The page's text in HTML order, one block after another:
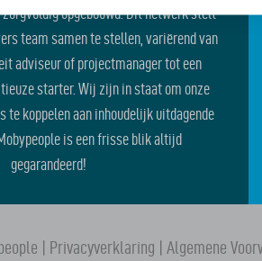
opgebouwd. Dit netwerk stelt
team samen te stellen, variërend van
adviseur of projectmanager tot een
starter. Wij zijn in staat om onze
te koppelen aan inhoudelijk uitdagende
is een frisse blik altijd
gegarandeerd!
| Privacyverklaring Algemene